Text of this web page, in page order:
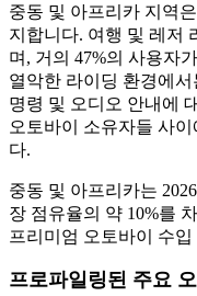
중동 및 아프리카 지역
지합니다. 여행 및 레저
며, 거의 47%의 사용자
열악한 라이딩 환경에
명령 및 오디오 안내에
오토바이 소유자들 사
다.
중동 및 아프리카는
장 점유율의 약 10%를
프리미엄 오토바이 수
프로파일링된 주요